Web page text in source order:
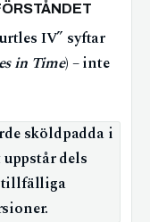
IV” syftar
in Time) – inte
sköldpadda i
dels
tillfälliga